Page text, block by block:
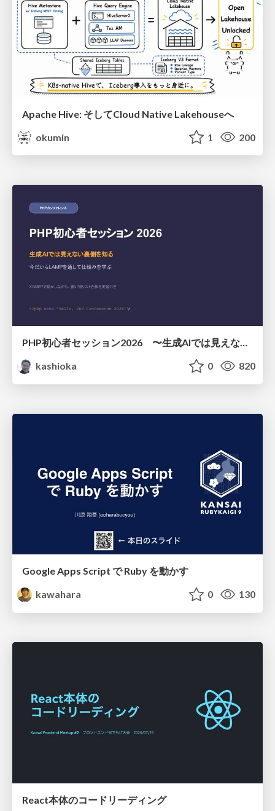
Apache Hive: そしてCloud Native Lakehouseへ
okumin
1 200
PHP初心者セッション2026 〜生成AIでは見えない裏側を知る：今だからLAMPを通して仕組みを学ぶ〜
kashioka
0 820
Google Apps Script で Ruby を動かす
kawahara
0 130
React本体のコードリーディング